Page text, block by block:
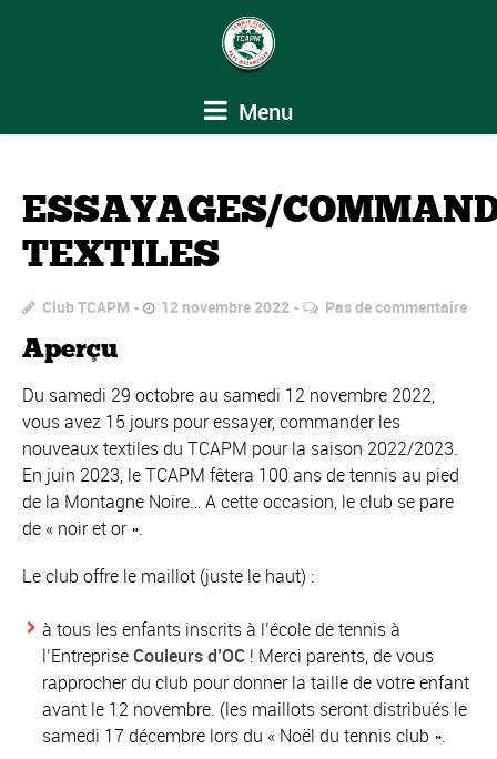
Menu
ESSAYAGES/
TEXTILES
Club TCAPM 12 novembre 2022 Pas de commentaire
Aperçu
Du samedi 29 octobre au samedi 12 novembre 2022,
vous avez 15 jours pour essayer, commander les
nouveaux textiles du TCAPM pour la saison 2022/2023.
En juin 2023, le TCAPM fêtera 100 ans de tennis au pied
de la Montagne Noire… A cette occasion, le club se pare
de « noir et or ».
Le club offre le maillot (juste le haut) :
à tous les enfants inscrits à l’école de tennis à
l’EntrepriseCouleurs d’OC ! Merci parents, de vous
rapprocher du club pour donner la taille de votre enfant
avant le 12 novembre. (les maillots seront distribués le
samedi 17 décembre lors du « Noël du tennis club ».